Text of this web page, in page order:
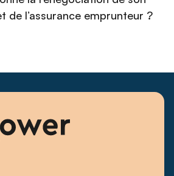
de l’assurance emprunteur ?